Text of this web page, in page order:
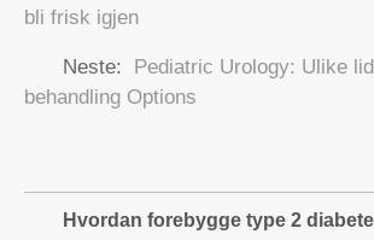
bli frisk igjen
Neste:
Pediatric Urology: Ulike
behandling Options
Hvordan forebygge type 2